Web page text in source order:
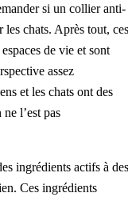
si un collier anti-
les chats. Après tout, ces
de vie et sont
assez
et les chats ont des
l’est pas
ingrédients actifs à des
Ces ingrédients